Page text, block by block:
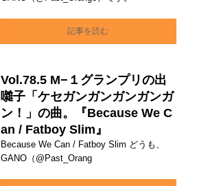
記事を読む
Vol.78.5 M−１グランプリの出
囃子「ケセガンガンガンガンガ
ン！」の曲。『Because We C
an / Fatboy Slim』
Because We Can / Fatboy Slim どうも、
GANO（@Past_Orang